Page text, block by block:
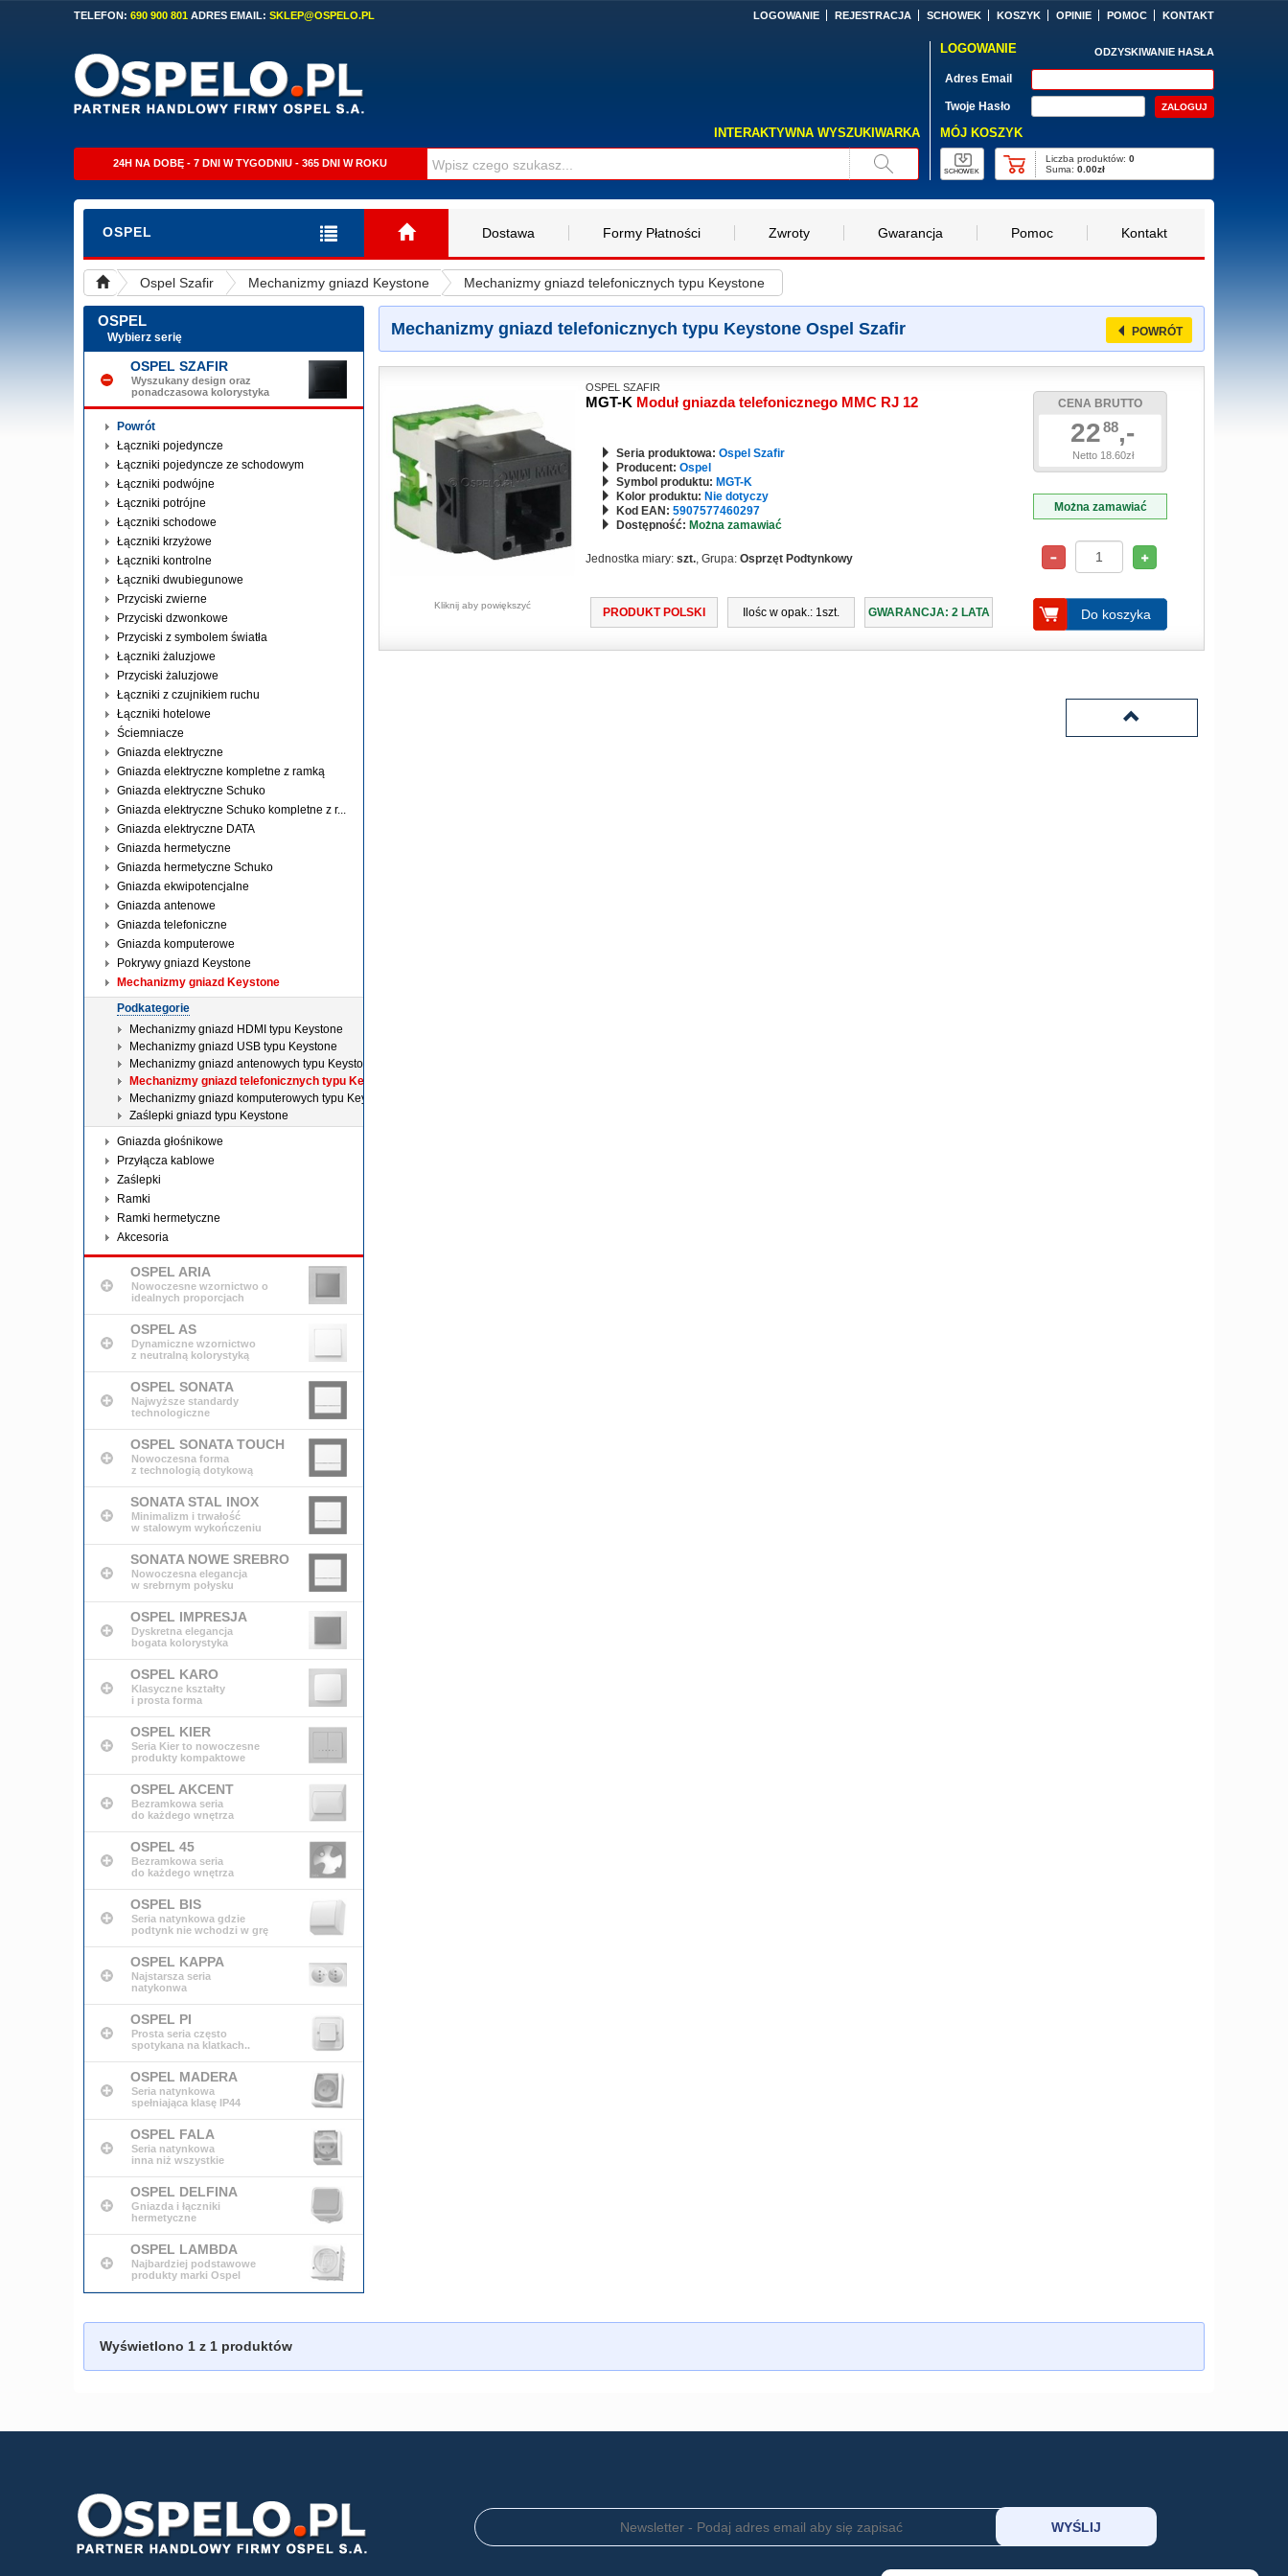
TELEFON: 690 900 801 ADRES EMAIL: SKLEP@OSPELO.PL LOGOWANIE REJESTRACJA SCHOWEK KOSZYK OPINIE POMOC KONTAKT
INTERAKTYWNA WYSZUKIWARKA
24H NA DOBĘ - 7 DNI W TYGODNIU - 365 DNI W ROKU
LOGOWANIE ODZYSKIWANIE HASŁA
Adres Email
Twoje Hasło
MÓJ KOSZYK
SCHOWEK
Liczba produktów:0
Suma:0.00zł
OSPEL Dostawa Formy Płatności Zwroty Gwarancja Pomoc Kontakt
Ospel Szafir Mechanizmy gniazd Keystone Mechanizmy gniazd telefonicznych typu Keystone
OSPEL
Wybierz serię
OSPEL SZAFIR
Wyszukany design oraz
ponadczasowa kolorystyka
Powrót
Łączniki pojedyncze
Łączniki pojedyncze ze schodowym
Łączniki podwójne
Łączniki potrójne
Łączniki schodowe
Łączniki krzyżowe
Łączniki kontrolne
Łączniki dwubiegunowe
Przyciski zwierne
Przyciski dzwonkowe
Przyciski z symbolem światła
Łączniki żaluzjowe
Przyciski żaluzjowe
Łączniki z czujnikiem ruchu
Łączniki hotelowe
Ściemniacze
Gniazda elektryczne
Gniazda elektryczne kompletne z ramką
Gniazda elektryczne Schuko
Gniazda elektryczne Schuko kompletne z r...
Gniazda elektryczne DATA
Gniazda hermetyczne
Gniazda hermetyczne Schuko
Gniazda ekwipotencjalne
Gniazda antenowe
Gniazda telefoniczne
Gniazda komputerowe
Pokrywy gniazd Keystone
Mechanizmy gniazd Keystone
Podkategorie
Mechanizmy gniazd HDMI typu Keystone
Mechanizmy gniazd USB typu Keystone
Mechanizmy gniazd antenowych typu Keystone
Mechanizmy gniazd telefonicznych typu Keystone
Mechanizmy gniazd komputerowych typu Keystone
Zaślepki gniazd typu Keystone
Gniazda głośnikowe
Przyłącza kablowe
Zaślepki
Ramki
Ramki hermetyczne
Akcesoria
OSPEL ARIA
Nowoczesne wzornictwo o
idealnych proporcjach
OSPEL AS
Dynamiczne wzornictwo
z neutralną kolorystyką
OSPEL SONATA
Najwyższe standardy
technologiczne
OSPEL SONATA TOUCH
Nowoczesna forma
z technologią dotykową
SONATA STAL INOX
Minimalizm i trwałość
w stalowym wykończeniu
SONATA NOWE SREBRO
Nowoczesna elegancja
w srebrnym połysku
OSPEL IMPRESJA
Dyskretna elegancja
bogata kolorystyka
OSPEL KARO
Klasyczne kształty
i prosta forma
OSPEL KIER
Seria Kier to nowoczesne
produkty kompaktowe
OSPEL AKCENT
Bezramkowa seria
do każdego wnętrza
OSPEL 45
Bezramkowa seria
do każdego wnętrza
OSPEL BIS
Seria natynkowa gdzie
podtynk nie wchodzi w grę
OSPEL KAPPA
Najstarsza seria
natykonwa
OSPEL PI
Prosta seria często
spotykana na klatkach..
OSPEL MADERA
Seria natynkowa
spełniająca klasę IP44
OSPEL FALA
Seria natynkowa
inna niż wszystkie
OSPEL DELFINA
Gniazda i łączniki
hermetyczne
OSPEL LAMBDA
Najbardziej podstawowe
produkty marki Ospel
Mechanizmy gniazd telefonicznych typu Keystone Ospel Szafir POWRÓT
Kliknij aby powiększyć
OSPEL SZAFIR
MGT-K Moduł gniazda telefonicznego MMC RJ 12
Seria produktowa: Ospel Szafir
Producent: Ospel
Symbol produktu: MGT-K
Kolor produktu: Nie dotyczy
Kod EAN: 5907577460297
Dostępność: Można zamawiać
Jednostka miary: szt., Grupa: Osprzęt Podtynkowy
PRODUKT POLSKI Ilośc w opak.: 1szt. GWARANCJA: 2 LATA
CENA BRUTTO
22 88,-
Netto 18.60zł
Można zamawiać
Do koszyka
Wyświetlono 1 z 1 produktów